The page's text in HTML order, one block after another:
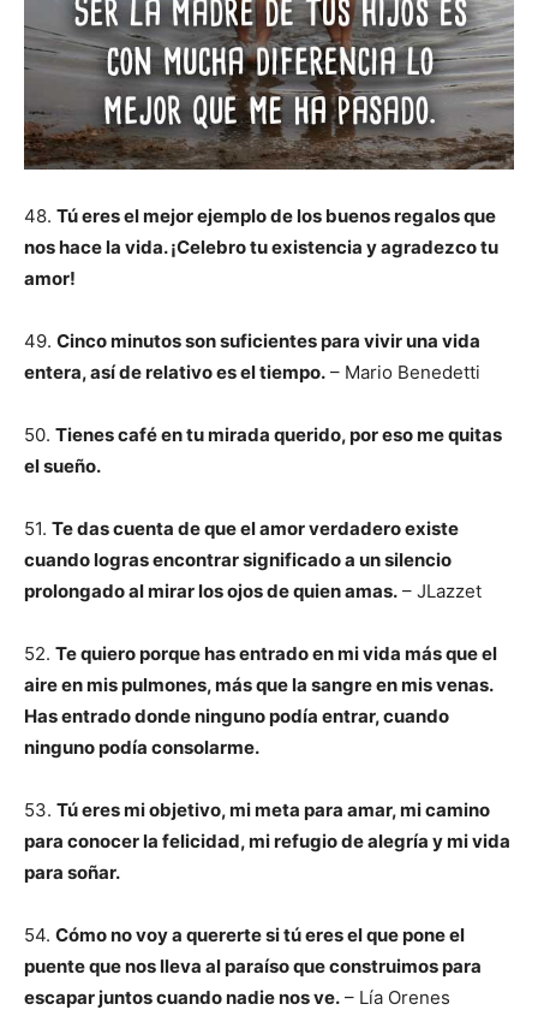
48. Tú eres el mejor ejemplo de los buenos regalos que
nos hace la vida. ¡Celebro tu existencia y agradezco tu
amor!
49. Cinco minutos son suficientes para vivir una vida
entera, así de relativo es el tiempo. – Mario Benedetti
50. Tienes café en tu mirada querido, por eso me quitas
el sueño.
51. Te das cuenta de que el amor verdadero existe
cuando logras encontrar significado a un silencio
prolongado al mirar los ojos de quien amas. – JLazzet
52. Te quiero porque has entrado en mi vida más que el
aire en mis pulmones, más que la sangre en mis venas.
Has entrado donde ninguno podía entrar, cuando
ninguno podía consolarme.
53. Tú eres mi objetivo, mi meta para amar, mi camino
para conocer la felicidad, mi refugio de alegría y mi vida
para soñar.
54. Cómo no voy a quererte si tú eres el que pone el
puente que nos lleva al paraíso que construimos para
escapar juntos cuando nadie nos ve. – Lía Orenes